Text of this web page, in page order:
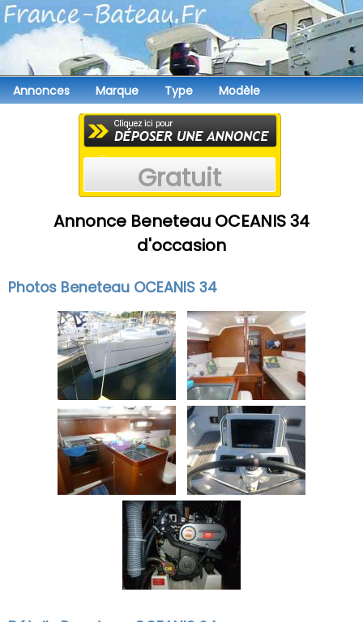
Annonces Marque Type Modèle
Gratuit
Annonce Beneteau OCEANIS 34
d'occasion
Photos Beneteau OCEANIS 34